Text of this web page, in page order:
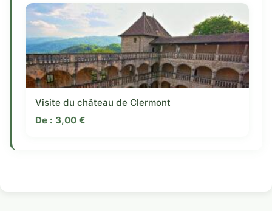
Visite du château de Clermont
De : 3,00 €